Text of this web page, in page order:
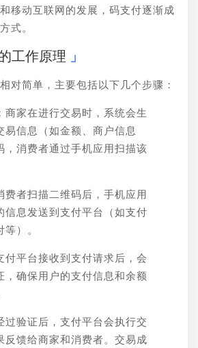
移动互联网的发展，码支付逐渐成
式。
工作原理
对简单，主要包括以下几个步骤：
商家在进行交易时，系统会生
易信息（如金额、商户信息
，消费者通过手机应用扫描该
费者扫描二维码后，手机应用
信息发送到支付平台（如支付
）。
付平台接收到支付请求后，会
，确保用户的支付信息和余额
过验证后，支付平台会执行交
反馈给商家和消费者。交易成